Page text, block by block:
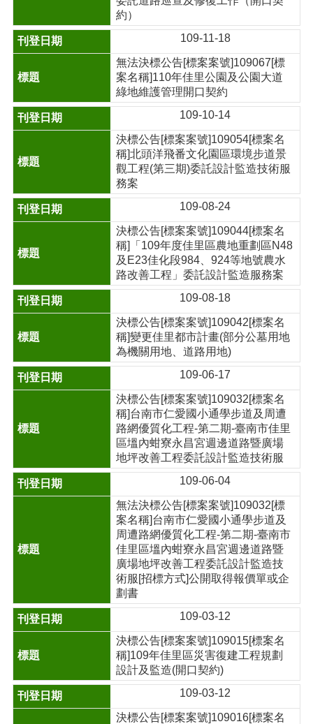
約）
109-11-18
無法決標公告[標案案號]109067[標
案名稱]110年佳里公園及公園大道
綠地維護管理開口契約
109-10-14
決標公告[標案案號]109054[標案名
稱]北頭洋飛番文化園區環境步道景
觀工程(第三期)委託設計監造技術服
務案
109-08-24
決標公告[標案案號]109044[標案名
稱]「109年度佳里區農地重劃區N48
及E23佳化段984、924等地號農水
路改善工程」委託設計監造服務案
109-08-18
決標公告[標案案號]109042[標案名
稱]變更佳里都市計畫(部分公墓用地
為機關用地、道路用地)
109-06-17
決標公告[標案案號]109032[標案名
稱]台南市仁愛國小通學步道及周遭
路網優質化工程-第二期-臺南市佳里
區塭內蚶寮永昌宮週邊道路暨廣場
地坪改善工程委託設計監造技術服
109-06-04
無法決標公告[標案案號]109032[標
案名稱]台南市仁愛國小通學步道及
周遭路網優質化工程-第二期-臺南市
佳里區塭內蚶寮永昌宮週邊道路暨
廣場地坪改善工程委託設計監造技
術服[招標方式]公開取得報價單或企
劃書
109-03-12
決標公告[標案案號]109015[標案名
稱]109年佳里區災害復建工程規劃
設計及監造(開口契約)
109-03-12
決標公告[標案案號]109016[標案名